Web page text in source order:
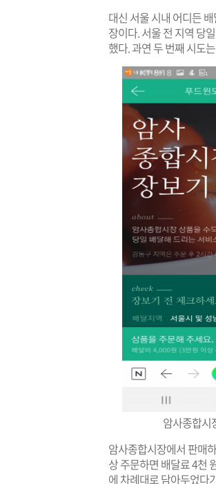
대신 서울 시내 어디든
장이다. 서울 전 지역 당
했다. 과연 두 번째 시도
암사종합시
암사종합시장에서 판매
상 주문하면 배달료 4천
에 차례대로 담아두었다